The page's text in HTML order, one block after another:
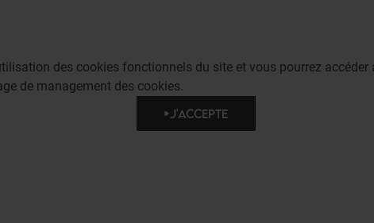
des cookies fonctionnels du site et vous pourrez
de management des cookies.
J'ACCEPTE